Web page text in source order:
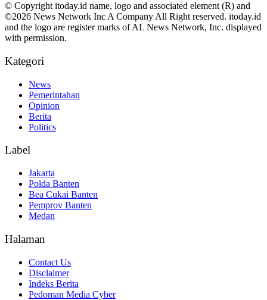
© Copyright itoday.id name, logo and associated element (R) and
©2026 News Network Inc A Company All Right reserved. itoday.id
and the logo are register marks of AL News Network, Inc. displayed
with permission.
Kategori
News
Pemerintahan
Opinion
Berita
Politics
Label
Jakarta
Polda Banten
Bea Cukai Banten
Pemprov Banten
Medan
Halaman
Contact Us
Disclaimer
Indeks Berita
Pedoman Media Cyber